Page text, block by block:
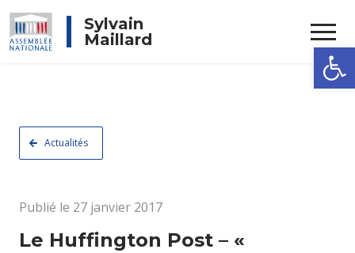
Ouvrir
Sylvain
Maillard
Actualités
Publié le 27 janvier 2017
Le Huffington Post – «